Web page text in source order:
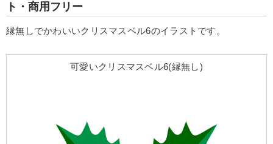
ト・商用フリー
縁無しでかわいいクリスマスベル6のイラストです。
可愛いクリスマスベル6(縁無し)